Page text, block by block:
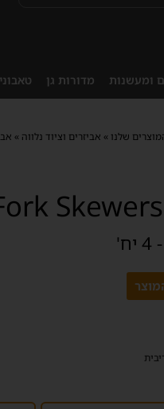
ומעשנות מדורות גן
שלנו » אביזרים וציוד נלווה »